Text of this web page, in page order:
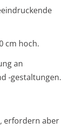
cm hoch.
an
-gestaltungen.
erfordern aber